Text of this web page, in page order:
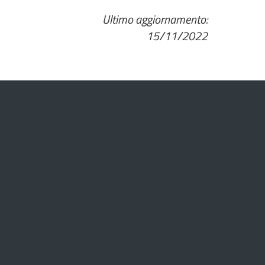
Ultimo aggiornamento:
15/11/2022